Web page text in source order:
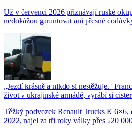
Už v červenci 2026 přiznávají ruské
nedokážou garantovat ani přesné
„Jezdí krásně a nikdo si nestěžuje.“
život v ukrajinské armádě, vyrábí si
Těžký podvozek Renault Trucks K 6×6,
2022, najel za tři roky války přes 220